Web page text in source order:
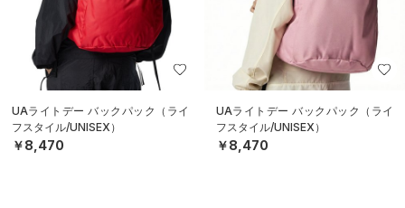
UAライトデー バックパック（ライ
フスタイル/UNISEX）
￥8,470
UAライトデー バックパック（ライ
フスタイル/UNISEX）
￥8,470